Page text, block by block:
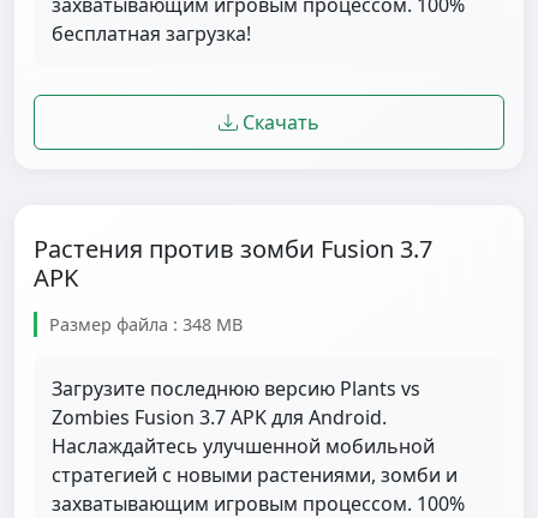
бесплатная загрузка!
Скачать
Растения против зомби Fusion 3.7
APK
Размер файла : 348 MB
Загрузите последнюю версию Plants vs
Zombies Fusion 3.7 APK для Android.
Наслаждайтесь улучшенной мобильной
стратегией с новыми растениями, зомби и
захватывающим игровым процессом. 100%